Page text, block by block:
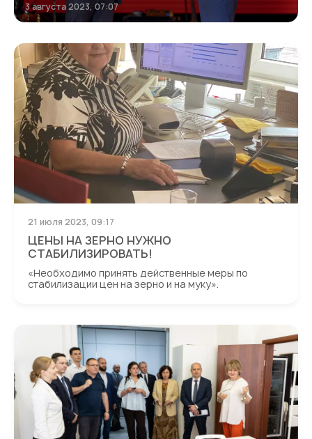
3 августа 2023, 07:07
ЦЕНЫ НА ЗЕРНО НУЖНО
СТАБИЛИЗИРОВАТЬ!
21 июля 2023, 09:17
«Необходимо принять действенные меры по
стабилизации цен на зерно и на муку».